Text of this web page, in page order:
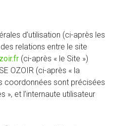
d’utilisation (ci-après les
des relations entre le site
(ci-après « le Site »)
OZOIR (ci-après « la
coordonnées sont précisées
», et l’internaute utilisateur